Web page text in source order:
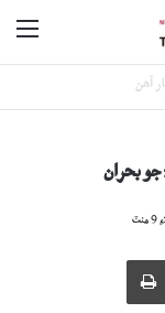
آهن
بحران
ونڊيو پرنٽ